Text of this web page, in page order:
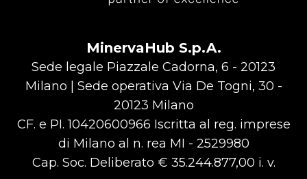
MinervaHub S.p.A.
Sede legale Piazzale Cadorna, 6 - 20123
Milano | Sede operativa Via De Togni, 30 -
20123 Milano
CF. e PI. 10420600966 Iscritta al reg. imprese
di Milano al n. rea MI - 2529980
Cap. Soc. Deliberato € 35.244.877,00 i. v.